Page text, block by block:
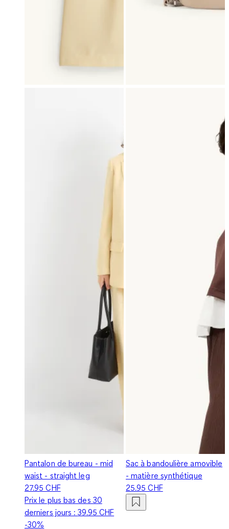
Pantalon de bureau - mid
waist - straight leg
27.95 CHF
Prix le plus bas des 30
derniers jours :39.95 CHF
-30%
Sac à bandoulière amovible
- matière synthétique
25.95 CHF